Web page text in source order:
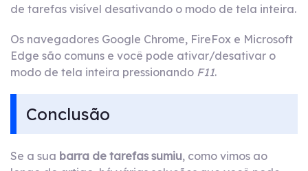
de tarefas visível desativando o modo de tela inteira.
Os navegadores Google Chrome, FireFox e Microsoft
Edge são comuns e você pode ativar/desativar o
modo de tela inteira pressionando F11.
Conclusão
Se a sua barra de tarefas sumiu, como vimos ao